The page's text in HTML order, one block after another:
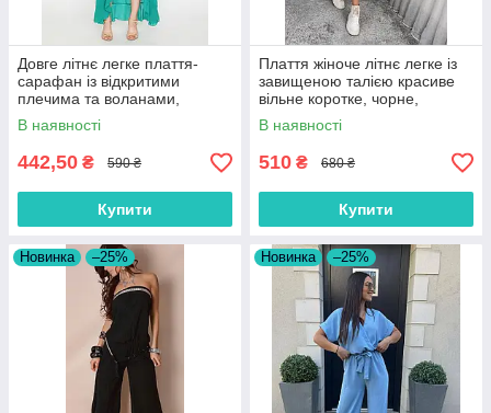
Довге літнє легке плаття-
сарафан із відкритими
плечима та воланами,
зелений розмір 44/46
В наявності
442,50 ₴ 590 ₴
Купити
Плаття жіноче літнє легке із
завищеною талією красиве
вільне коротке, чорне,
бежеве, біле, зелене
В наявності
510 ₴ 680 ₴
Купити
Новинка –25% Новинка –25%